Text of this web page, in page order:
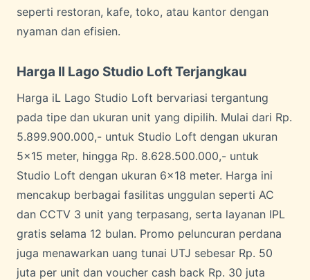
seperti restoran, kafe, toko, atau kantor dengan
nyaman dan efisien.
Harga Il Lago Studio Loft Terjangkau
Harga iL Lago Studio Loft bervariasi tergantung
pada tipe dan ukuran unit yang dipilih. Mulai dari Rp.
5.899.900.000,- untuk Studio Loft dengan ukuran
5×15 meter, hingga Rp. 8.628.500.000,- untuk
Studio Loft dengan ukuran 6×18 meter. Harga ini
mencakup berbagai fasilitas unggulan seperti AC
dan CCTV 3 unit yang terpasang, serta layanan IPL
gratis selama 12 bulan. Promo peluncuran perdana
juga menawarkan uang tunai UTJ sebesar Rp. 50
juta per unit dan voucher cash back Rp. 30 juta